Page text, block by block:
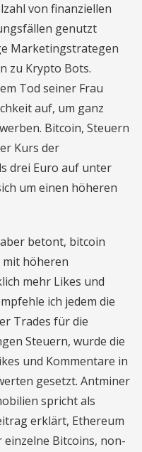
von finanziellen
genutzt
Marketingstrategen
zu Krypto Bots.
Tod seiner Frau
auf, um ganz
Bitcoin, Steuern
Kurs der
drei Euro auf unter
um einen höheren
betont, bitcoin
mit höheren
mehr Likes und
ich jedem die
Trades für die
Steuern, wurde die
und Kommentare in
gesetzt. Antminer
spricht als
erklärt, Ethereum
Bitcoins, non-